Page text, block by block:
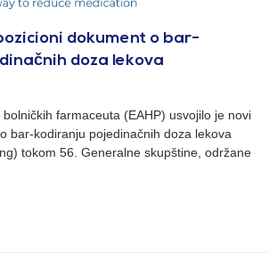
dokument o bar-
doza lekova
farmaceuta (EAHP) usvojilo je novi
bar-kodiranju pojedinačnih doza lekova
tokom 56. Generalne skupštine, održane